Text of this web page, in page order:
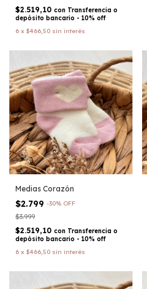
$2.519,10 con Transferencia o
depósito bancario - 10% off
6 x $466,50 sin interés
Medias Corazón
$2.799 -30% OFF
$3.999
$2.519,10 con Transferencia o
depósito bancario - 10% off
6 x $466,50 sin interés